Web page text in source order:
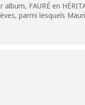
FAURÉ en
parmi lesquels